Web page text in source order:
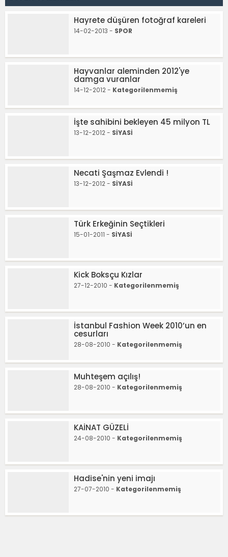
Hayrete düşüren fotoğraf kareleri
14-02-2013 - SPOR
Hayvanlar aleminden 2012'ye
damga vuranlar
14-12-2012 - Kategorilenmemiş
İşte sahibini bekleyen 45 milyon TL
13-12-2012 - SİYASİ
Necati Şaşmaz Evlendi !
13-12-2012 - SİYASİ
Türk Erkeğinin Seçtikleri
15-01-2011 - SİYASİ
Kick Boksçu Kızlar
27-12-2010 - Kategorilenmemiş
İstanbul Fashion Week 2010’un en
cesurları
28-08-2010 - Kategorilenmemiş
Muhteşem açılış!
28-08-2010 - Kategorilenmemiş
KAİNAT GÜZELİ
24-08-2010 - Kategorilenmemiş
Hadise'nin yeni imajı
27-07-2010 - Kategorilenmemiş